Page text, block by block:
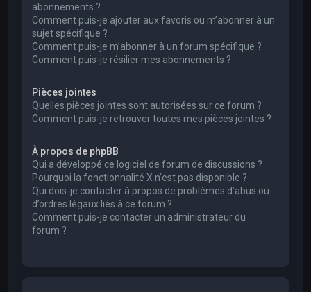
abonnements ?
Comment puis-je ajouter aux favoris ou m’abonner à un
sujet spécifique ?
Comment puis-je m’abonner à un forum spécifique ?
Comment puis-je résilier mes abonnements ?
Pièces jointes
Quelles pièces jointes sont autorisées sur ce forum ?
Comment puis-je retrouver toutes mes pièces jointes ?
À propos de phpBB
Qui a développé ce logiciel de forum de discussions ?
Pourquoi la fonctionnalité X n’est pas disponible ?
Qui dois-je contacter à propos de problèmes d’abus ou
d’ordres légaux liés à ce forum ?
Comment puis-je contacter un administrateur du
forum ?